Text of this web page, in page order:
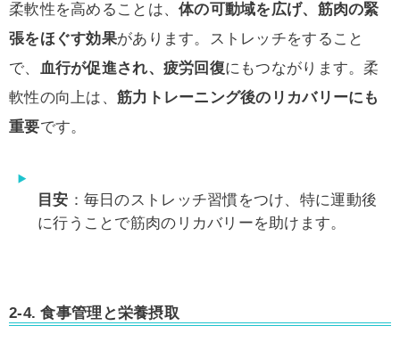
柔軟性を高めることは、体の可動域を広げ、筋肉の緊
張をほぐす効果があります。ストレッチをすること
で、 血行が促進され、疲労回復にもつながります。柔
軟性の向上は、 筋力トレーニング後のリカバリーにも
重要です。
目安 ：毎日のストレッチ習慣をつけ、特に運動後
に行うことで筋肉のリカバリーを助けます。
2-4.食事管理と栄養摂取